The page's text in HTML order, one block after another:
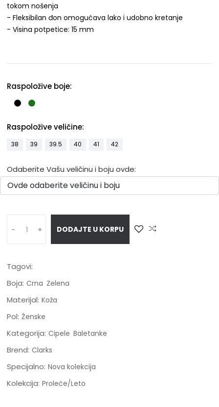
tokom nošenja
- Fleksibilan đon omogućava lako i udobno kretanje
- Visina potpetice: 15 mm
Raspoložive boje:
Raspoložive veličine:
38 39 39.5 40 41 42
Odaberite Vašu veličinu i boju ovde:
- + DODAJTE U KORPU
Tagovi:
Boja: Crna Zelena
Materijal: Koža
Pol: Ženske
Kategorija: Cipele Baletanke
Brend: Clarks
Specijalno: Nova kolekcija
Kolekcija: Proleće/Leto